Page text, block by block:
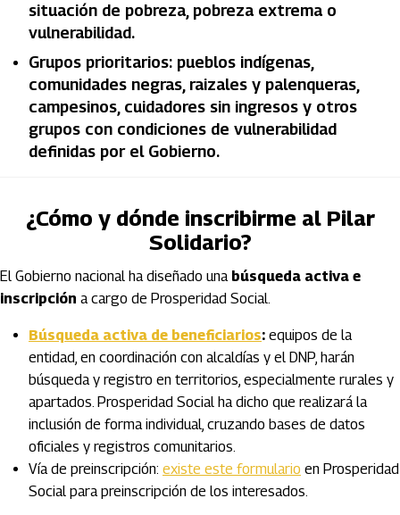
situación de pobreza, pobreza extrema o
vulnerabilidad.
Grupos prioritarios: pueblos indígenas,
comunidades negras, raizales y palenqueras,
campesinos, cuidadores sin ingresos y otros
grupos con condiciones de vulnerabilidad
definidas por el Gobierno.
¿Cómo y dónde inscribirme al Pilar
Solidario?
El Gobierno nacional ha diseñado una búsqueda activa e
inscripción a cargo de Prosperidad Social.
Búsqueda activa de beneficiarios: equipos de la
entidad, en coordinación con alcaldías y el DNP, harán
búsqueda y registro en territorios, especialmente rurales y
apartados. Prosperidad Social ha dicho que realizará la
inclusión de forma individual, cruzando bases de datos
oficiales y registros comunitarios.
Vía de preinscripción: existe este formulario en Prosperidad
Social para preinscripción de los interesados.